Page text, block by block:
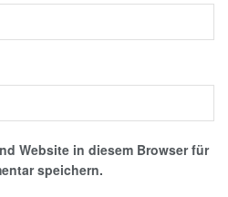
Website in diesem Browser für
speichern.